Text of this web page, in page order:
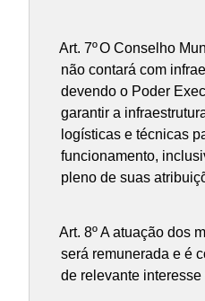
Art. 7ºO Conselho
não contará com
devendo o Poder
garantir a
logísticas e técnicas
funcionamento,
pleno de suas
Art. 8º A atuação dos
será remunerada e é
de relevante interesse